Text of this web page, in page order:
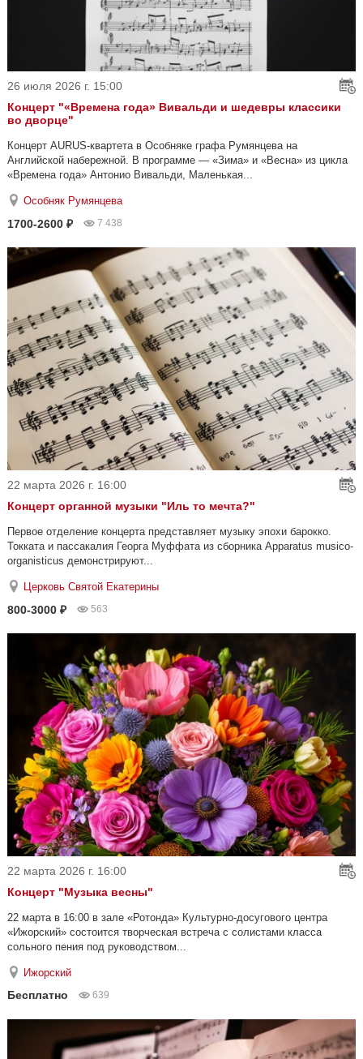
26 июля 2026 г. 15:00
Концерт "«Времена года» Вивальди и шедевры классики
во дворце"
Концерт AURUS-квартета в Особняке графа Румянцева на
Английской набережной. В программе — «Зима» и «Весна» из цикла
«Времена года» Антонио Вивальди, Маленькая...
Особняк Румянцева
1700-2600 ₽ 7 438
22 марта 2026 г. 16:00
Концерт органной музыки "Иль то мечта?"
Первое отделение концерта представляет музыку эпохи барокко.
Токката и пассакалия Георга Муффата из сборника Apparatus musico-
organisticus демонстрируют...
Церковь Святой Екатерины
800-3000 ₽ 563
22 марта 2026 г. 16:00
Концерт "Музыка весны"
22 марта в 16:00 в зале «Ротонда» Культурно-досугового центра
«Ижорский» состоится творческая встреча с солистами класса
сольного пения под руководством...
Ижорский
Бесплатно 639